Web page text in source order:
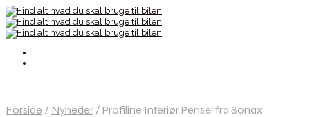
Forside / Nyheder / Profiline Interiør Pensel fra Sonax